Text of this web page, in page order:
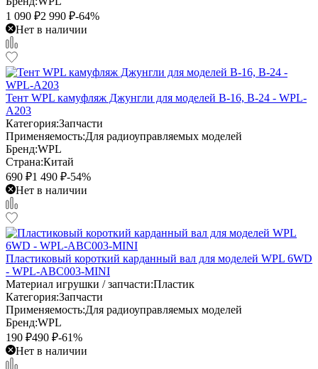
1 090 ₽2 990 ₽-64%
Нет в наличии
Тент WPL камуфляж Джунгли для моделей B-16, B-24 - WPL-
A203
Категория:Запчасти
Применяемость:Для радиоуправляемых моделей
Бренд:WPL
Страна:Китай
690 ₽1 490 ₽-54%
Нет в наличии
Пластиковый короткий карданный вал для моделей WPL 6WD
- WPL-ABC003-MINI
Материал игрушки / запчасти:Пластик
Категория:Запчасти
Применяемость:Для радиоуправляемых моделей
Бренд:WPL
190 ₽490 ₽-61%
Нет в наличии